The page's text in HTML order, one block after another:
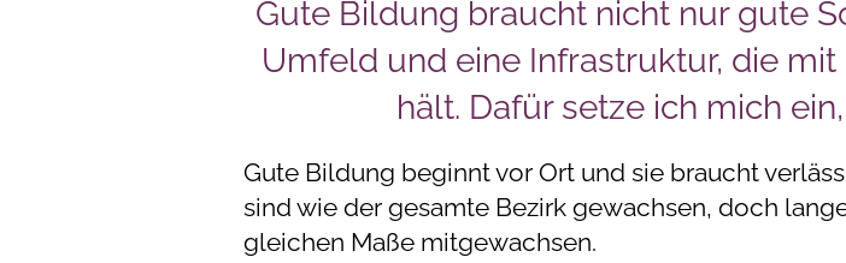
Gute Bildung braucht nicht nur gute
Umfeld und eine Infrastruktur, die
hält. Dafür setze ich mich
Gute Bildung beginnt vor Ort und sie braucht
sind wie der gesamte Bezirk gewachsen, doch
gleichen Maße mitgewachsen.